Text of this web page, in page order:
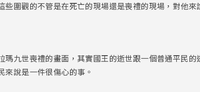
些圍觀的不管是在死亡的現場還是喪禮的現場，對他
瑪九世喪禮的畫面，其實國王的逝世跟一個普通平民
來說是一件很傷心的事。